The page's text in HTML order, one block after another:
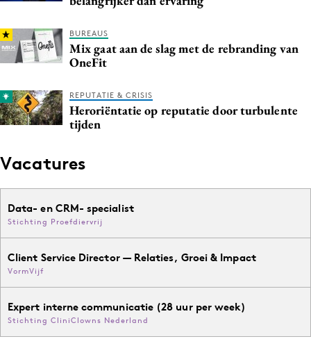
BUREAUS
Mix gaat aan de slag met de rebranding van
OneFit
REPUTATIE & CRISIS
Heroriëntatie op reputatie door turbulente
tijden
Vacatures
Data- en CRM- specialist
Stichting Proefdiervrij
Client Service Director — Relaties, Groei & Impact
VormVijf
Expert interne communicatie (28 uur per week)
Stichting CliniClowns Nederland